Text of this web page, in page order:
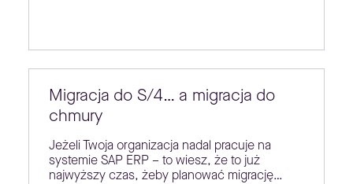
Migracja do S/4… a migracja do
chmury
Jeżeli Twoja organizacja nadal pracuje na
systemie SAP ERP – to wiesz, że to już
najwyższy czas, żeby planować migrację…